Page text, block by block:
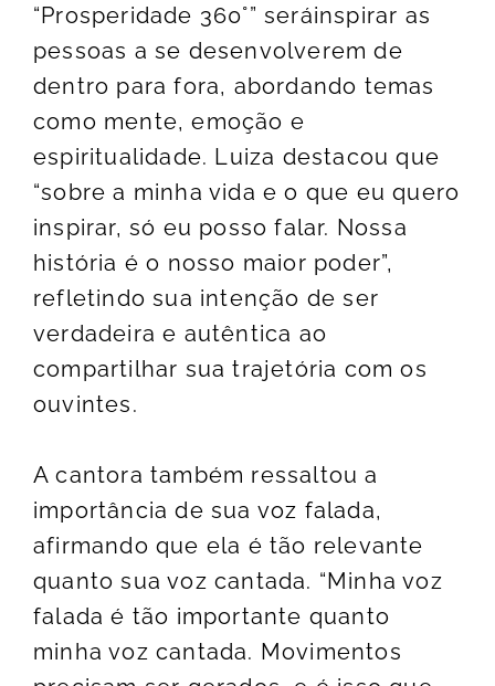
“Prosperidade 360°” seráinspirar as
pessoas a se desenvolverem de
dentro para fora, abordando temas
como mente, emoção e
espiritualidade. Luiza destacou que
“sobre a minha vida e o que eu quero
inspirar, só eu posso falar. Nossa
história é o nosso maior poder”,
refletindo sua intenção de ser
verdadeira e autêntica ao
compartilhar sua trajetória com os
ouvintes.
A cantora também ressaltou a
importância de sua voz falada,
afirmando que ela é tão relevante
quanto sua voz cantada. “Minha voz
falada é tão importante quanto
minha voz cantada. Movimentos